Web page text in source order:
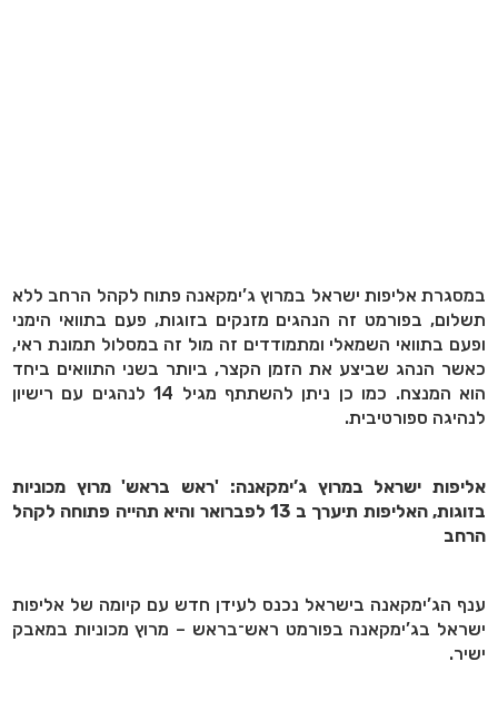
במסגרת אליפות ישראל במרוץ ג’ימקאנה פתוח לקהל הרחב ללא
תשלום,בפורמט זה הנהגים מזנקים בזוגות, פעם בתוואי הימני
ופעם בתוואי השמאלי ומתמודדים זה מול זה במסלול תמונת ראי,
כאשר הנהג שביצע את הזמן הקצר,ביותר בשני התוואים ביחד
הוא המנצח. כמו כן ניתן להשתתף מגיל 14 לנהגים עם רישיון
לנהיגה ספורטיבית.
אליפות ישראל במרוץ ג’ימקאנה: 'ראש בראש' מרוץ מכוניות
בזוגות,
האליפות תיערך ב 13 לפברואר והיא תהייה פתוחה לקהל
הרחב
ענף הג’ימקאנה בישראל נכנס לעידן חדש עם קיומה של אליפות
ישראל בג’ימקאנה בפורמט ראש־בראש – מרוץ מכוניות במאבק
ישיר.